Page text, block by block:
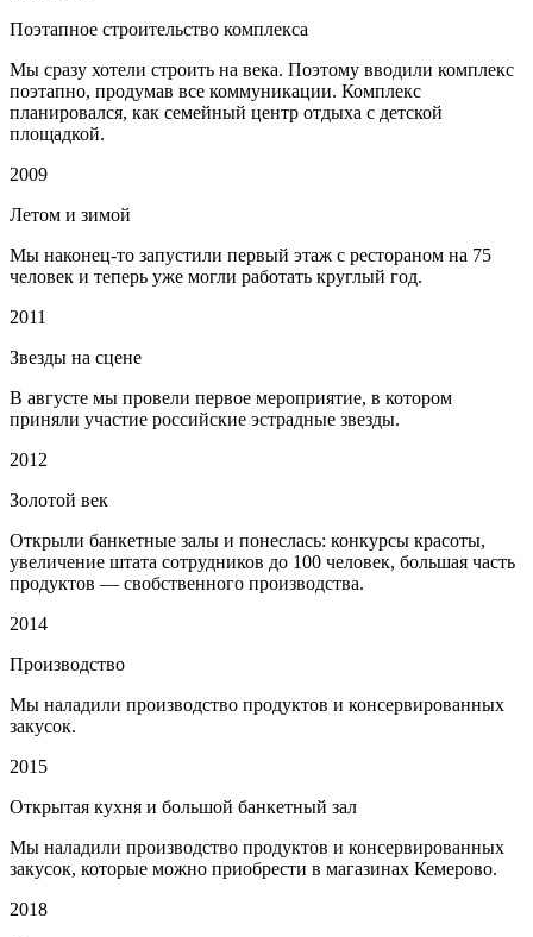
Поэтапное строительство комплекса
Мы сразу хотели строить на века. Поэтому вводили комплекс
поэтапно, продумав все коммуникации. Комплекс
планировался, как семейный центр отдыха с детской
площадкой.
2009
Летом и зимой
Мы наконец-то запустили первый этаж с рестораном на 75
человек и теперь уже могли работать круглый год.
2011
Звезды на сцене
В августе мы провели первое мероприятие, в котором
приняли участие российские эстрадные звезды.
2012
Золотой век
Открыли банкетные залы и понеслась: конкурсы красоты,
увеличение штата сотрудников до 100 человек, большая часть
продуктов — свобственного производства.
2014
Производство
Мы наладили производство продуктов и консервированных
закусок.
2015
Открытая кухня и большой банкетный зал
Мы наладили производство продуктов и консервированных
закусок, которые можно приобрести в магазинах Кемерово.
2018